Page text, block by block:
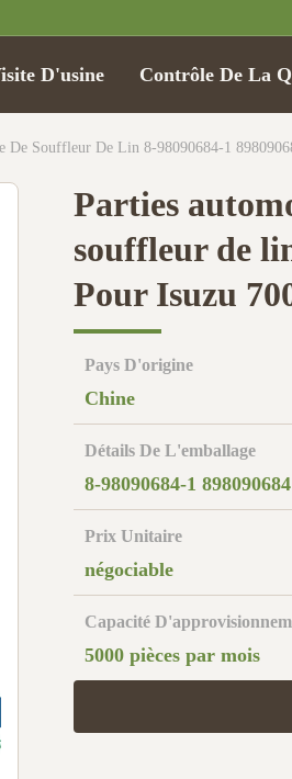
D'usine Contrôle De La
De Souffleur De Lin 8-98090684-1
Parties
souffleur de
Pour Isuzu
Pays D'origine
Chine
Détails De L'emballage
8-98090684-1
Prix Unitaire
négociable
Capacité
5000 pièces par mois